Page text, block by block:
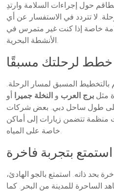
حول إجراءات السلامة وارتدِ
لا تتردد في الاستفسار عن أي
خاصة إذا كنت غير متمرس في
الأنشطة البحرية.
خطط لرحلتك مسبقًا
المسبق لمسار الرحلة.
مثل برج العرب و النخلة جميرا أو
على طول ساحل دبي. بعض شركات
منظمة تتضمن زيارات إلى أماكن
خاصة على المياه.
استمتع بتجربة فاخرة
بحد ذاته. استمتع بالجو الهادئ،
الساحرة للمدينة من البحر. كما